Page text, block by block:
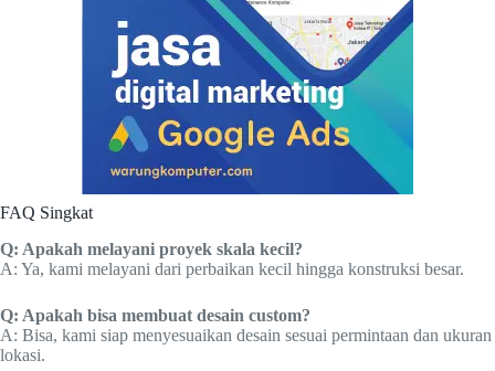
FAQ Singkat
Q: Apakah melayani proyek skala kecil?
A: Ya, kami melayani dari perbaikan kecil hingga konstruksi besar.
Q: Apakah bisa membuat desain custom?
A: Bisa, kami siap menyesuaikan desain sesuai permintaan dan ukuran
lokasi.